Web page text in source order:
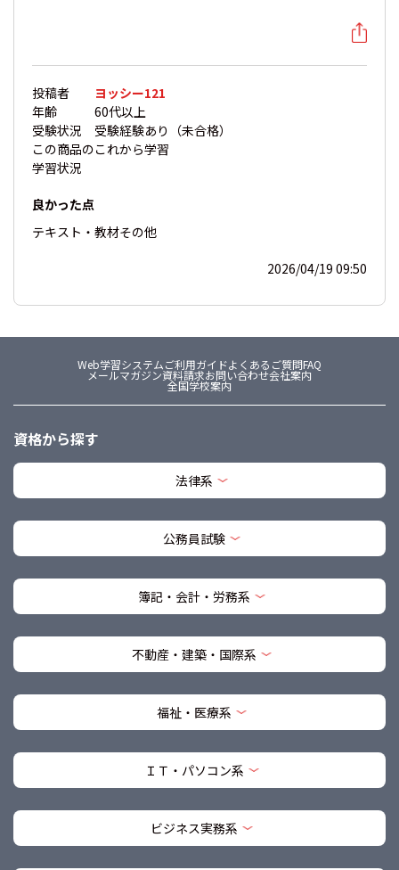
投稿者
ヨッシー121
年齢
60代以上
受験状況
受験経験あり（未合格）
この商品の
学習状況
これから学習
良かった点
テキスト・教材その他
2026/04/19 09:50
Web学習システムご利用ガイドよくあるご質問FAQ
メールマガジン資料請求お問い合わせ会社案内
全国学校案内
資格から探す
法律系
公務員試験
簿記・会計・労務系
不動産・建築・国際系
福祉・医療系
ＩＴ・パソコン系
ビジネス実務系